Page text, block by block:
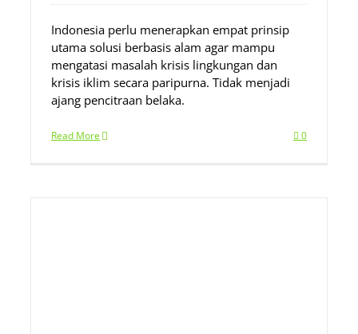
Indonesia perlu menerapkan empat prinsip
utama solusi berbasis alam agar mampu
mengatasi masalah krisis lingkungan dan
krisis iklim secara paripurna. Tidak menjadi
ajang pencitraan belaka.
Read More 0